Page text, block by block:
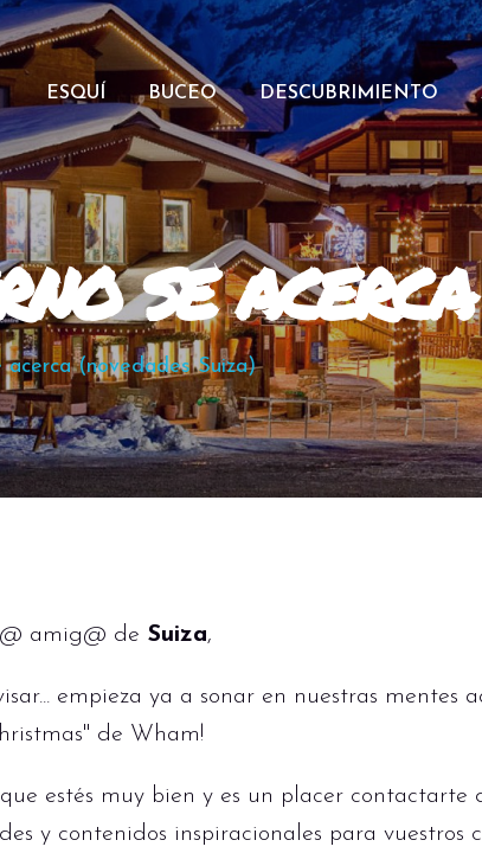
ESQUÍ BUCEO DESCUBRIMIENTO
se acerca
acerca (novedades Suiza)
amig@ de Suiza,
empieza ya a sonar en nuestras
de Wham!
que estés muy bien y es un placer
y contenidos inspiracionales para vuestros